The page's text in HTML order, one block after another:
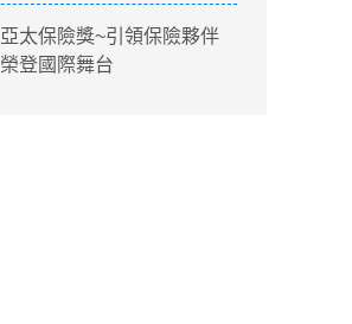
亞太保險獎~引領保險夥伴
榮登國際舞台